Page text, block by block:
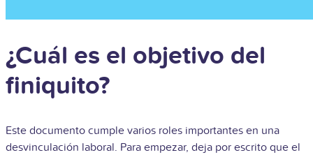
¿Cuál es el objetivo del
finiquito?
Este documento cumple varios roles importantes en una
desvinculación laboral. Para empezar, deja por escrito que el